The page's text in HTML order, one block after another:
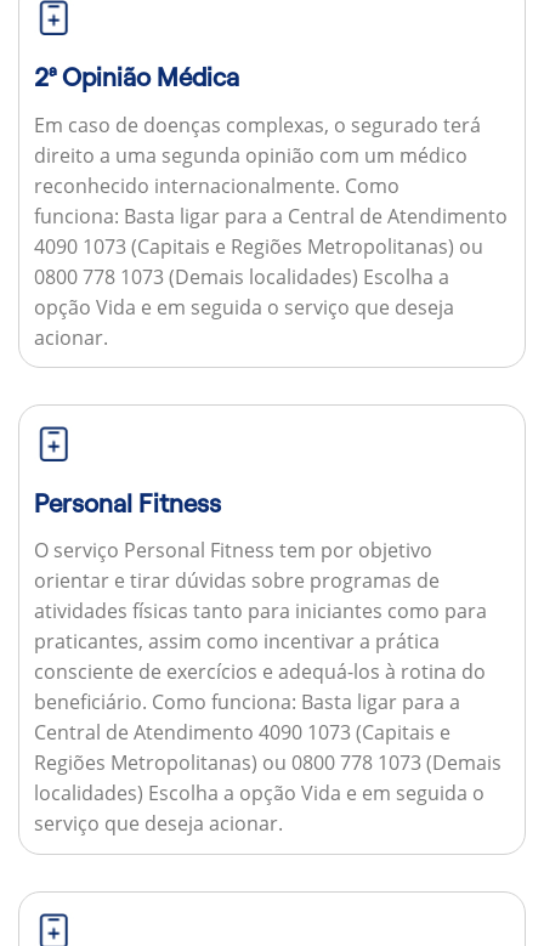
2ª Opinião Médica
Em caso de doenças complexas, o segurado terá
direito a uma segunda opinião com um médico
reconhecido internacionalmente. Como
funciona: Basta ligar para a Central de Atendimento
4090 1073 (Capitais e Regiões Metropolitanas) ou
0800 778 1073 (Demais localidades) Escolha a
opção Vida e em seguida o serviço que deseja
acionar.
Personal Fitness
O serviço Personal Fitness tem por objetivo
orientar e tirar dúvidas sobre programas de
atividades físicas tanto para iniciantes como para
praticantes, assim como incentivar a prática
consciente de exercícios e adequá-los à rotina do
beneficiário. Como funciona: Basta ligar para a
Central de Atendimento 4090 1073 (Capitais e
Regiões Metropolitanas) ou 0800 778 1073 (Demais
localidades) Escolha a opção Vida e em seguida o
serviço que deseja acionar.